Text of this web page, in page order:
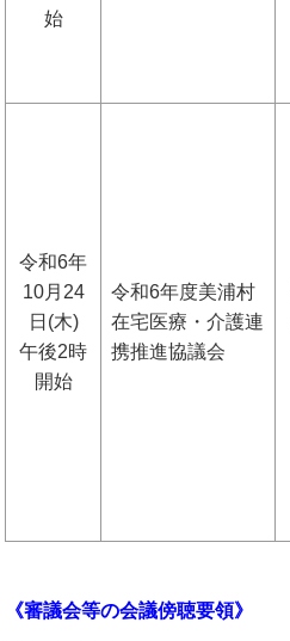
始
令和6年
10月24
日(木)
午後2時
開始
令和6年度美浦村
在宅医療・介護連
携推進協議会
《審議会等の会議傍聴要領》